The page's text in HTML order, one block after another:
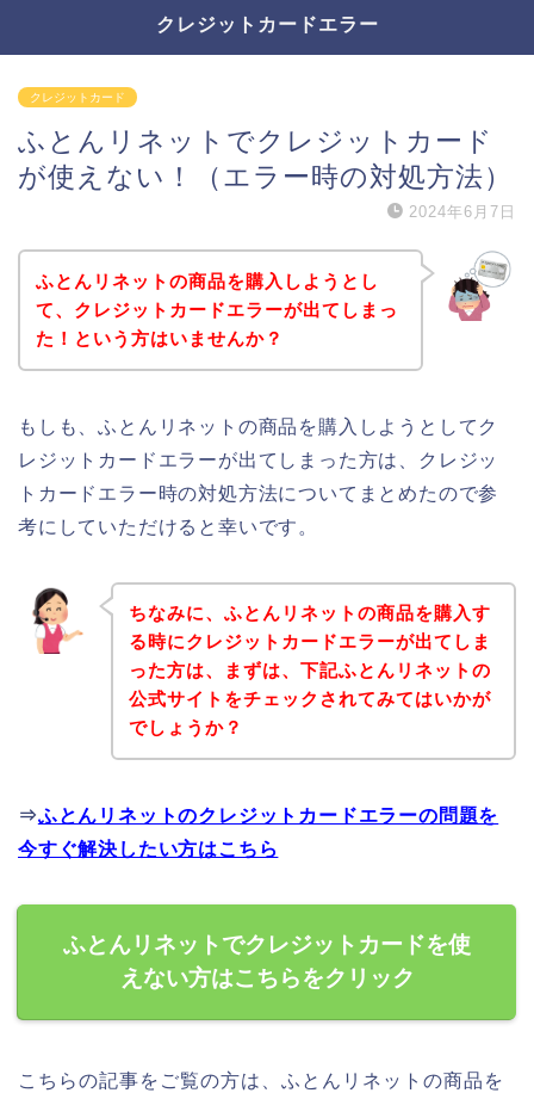
クレジットカードエラー
クレジットカード
ふとんリネットでクレジットカード
が使えない！（エラー時の対処方法）
2024年6月7日
ふとんリネットの商品を購入しようとし
て、クレジットカードエラーが出てしまっ
た！という方はいませんか？
もしも、ふとんリネットの商品を購入しようとしてク
レジットカードエラーが出てしまった方は、クレジッ
トカードエラー時の対処方法についてまとめたので参
考にしていただけると幸いです。
ちなみに、ふとんリネットの商品を購入す
る時にクレジットカードエラーが出てしま
った方は、まずは、下記ふとんリネットの
公式サイトをチェックされてみてはいかが
でしょうか？
⇒ふとんリネットのクレジットカードエラーの問題を
今すぐ解決したい方はこちら
ふとんリネットでクレジットカードを使
えない方はこちらをクリック
こちらの記事をご覧の方は、ふとんリネットの商品を